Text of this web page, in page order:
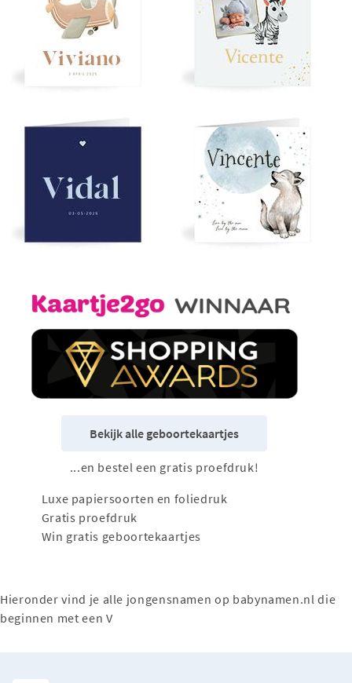
Bekijk alle geboortekaartjes
...en bestel een gratis proefdruk!
Luxe papiersoorten en foliedruk
Gratis proefdruk
Win gratis geboortekaartjes
Hieronder vind je alle jongensnamen op babynamen.nl die
beginnen met een V